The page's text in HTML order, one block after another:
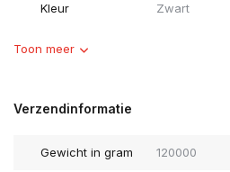
Kleur Zwart
Toon meer
Verzendinformatie
Gewicht in gram 120000